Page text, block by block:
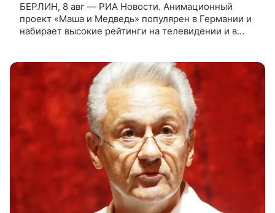
БЕРЛИН, 8 авг — РИА Новости. Анимационный
проект «Маша и Медведь» популярен в Германии и
набирает высокие рейтинги на телевидении и в